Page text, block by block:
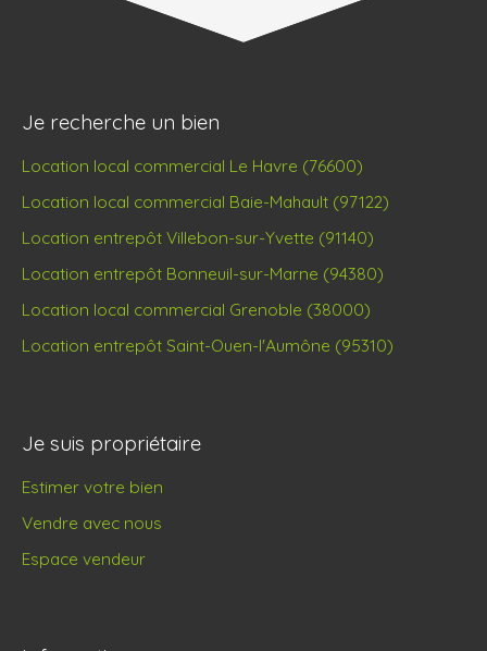
Je recherche un bien
Location local commercial Le Havre (76600)
Location local commercial Baie-Mahault (97122)
Location entrepôt Villebon-sur-Yvette (91140)
Location entrepôt Bonneuil-sur-Marne (94380)
Location local commercial Grenoble (38000)
Location entrepôt Saint-Ouen-l'Aumône (95310)
Je suis propriétaire
Estimer votre bien
Vendre avec nous
Espace vendeur